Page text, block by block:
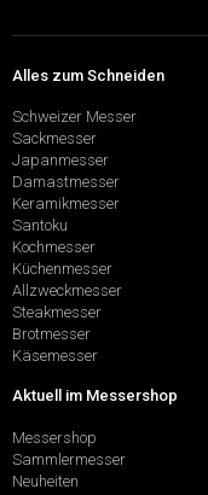
Alles zum Schneiden
Schweizer Messer
Sackmesser
Japanmesser
Damastmesser
Keramikmesser
Santoku
Kochmesser
Küchenmesser
Allzweckmesser
Steakmesser
Brotmesser
Käsemesser
Aktuell im Messershop
Messershop
Sammlermesser
Neuheiten